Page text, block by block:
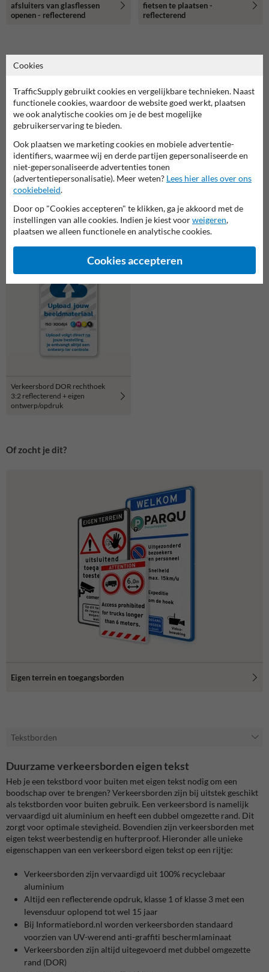
afsluiters van glasflessen
openen - reflecterend
fietsen te plaatsen -
reflecterend
Verkeersbord verboden toegang
eigen terrein (BT03) -
reflecterend
reflecterend
Verkeersbord DOR rechthoek
3:2 reflecterend + eigen
ontwerp/opdruk
Of zocht je dit?
Eigen terrein en toegangsborden
Tekstborden
Duurzame verkeersborden eigen tekst
Heb je een tekstbord voor buiten met eigen tekst nodig om een
boodschap over te brengen? Verkeersborden zijn bij uitstek geschikt
als tekstborden voor buiten gebruik. Een verkeersbord is namelijk
vervaardigd uit aluminium en heeft een dubbel omgezette rand. Dit
zorgt voor optimale stevigheid. Bovendien zijn verkeersborden met
eigen tekst weerbestendig en hufterproof. Hieronder alle unieke
eigenschappen van een verkeersbord eigen tekst op een rijtje:
Verkeersborden zijn vervaardigd uit 100% recyclebaar
aluminium
Altijd een reflecterende opdruk, klasse 1 of klasse 3 met een
levensduur oplopend tot wel 15 jaar
Bij Informatiebord.nl worden verkeersborden standaard
voorzien van UV-werend anti-graffiti beschermlaminaat
Verkeersborden zijn altijd uitegevoerd met dubbel omgezette
rand (DOR)
Cookies
TrafficSupply gebruikt cookies en vergelijkbare technieken. Naast
functionele cookies, waardoor de website goed werkt, plaatsen
we ook analytische cookies om je de best mogelijke
gebruikerservaring te bieden.
Ook plaatsen we marketing cookies en mobiele advertentie-
identifiers, waarmee wij en derde partijen gepersonaliseerde en
niet-gepersonaliseerde advertenties tonen
(advertentiepersonalisatie). Meer weten? Lees hier alles over ons
cookiebeleid.
Door op "Cookies accepteren" te klikken, ga je akkoord met de
instellingen van alle cookies. Indien je kiest voorweigeren,
plaatsen we alleen functionele en analytische cookies.
Cookies accepteren